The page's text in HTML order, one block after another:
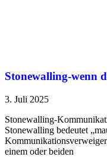
Stonewalling-wenn
3. Juli 2025
Stonewalling-
Stonewalling bedeutet
einem oder beiden